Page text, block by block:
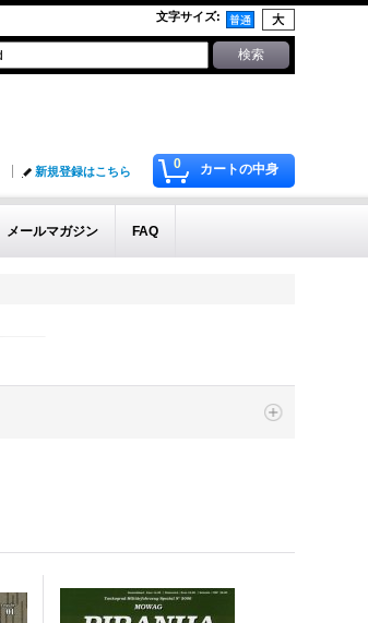
文字サイズ:
0 カートの中身
新規登録はこちら
メールマガジン FAQ